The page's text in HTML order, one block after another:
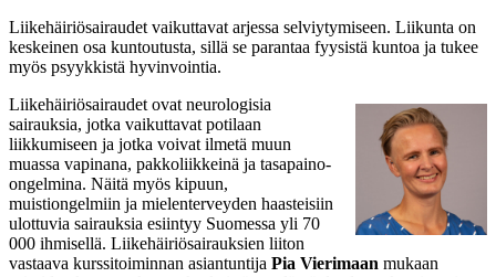
Liikehäiriösairaudet vaikuttavat arjessa selviytymiseen. Liikunta on
keskeinen osa kuntoutusta, sillä se parantaa fyysistä kuntoa ja tukee
myös psyykkistä hyvinvointia.
Liikehäiriösairaudet ovat neurologisia
sairauksia, jotka vaikuttavat potilaan
liikkumiseen ja jotka voivat ilmetä muun
muassa vapinana, pakkoliikkeinä ja tasapaino-
ongelmina. Näitä myös kipuun,
muistiongelmiin ja mielenterveyden haasteisiin
ulottuvia sairauksia esiintyy Suomessa yli 70
000 ihmisellä. Liikehäiriösairauksien liiton
vastaava kurssitoiminnan asiantuntija Pia Vierimaan mukaan